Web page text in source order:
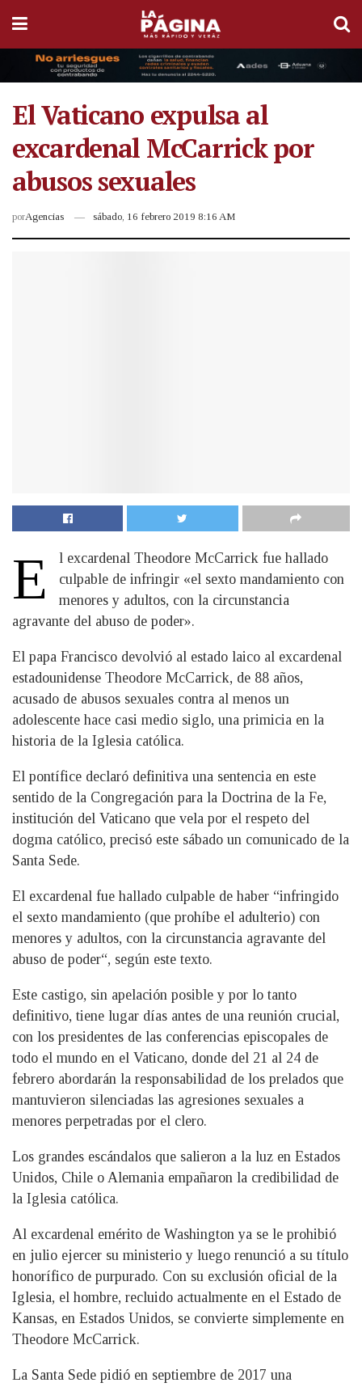
El Vaticano expulsa al
excardenal McCarrick por
abusos sexuales
porAgencias sábado, 16 febrero 2019 8:16 AM
E
l excardenal Theodore McCarrick fue hallado
culpable de infringir «el sexto mandamiento con
menores y adultos, con la circunstancia
agravante del abuso de poder».
El papa Francisco devolvió al estado laico al excardenal
estadounidense Theodore McCarrick, de 88 años,
acusado de abusos sexuales contra al menos un
adolescente hace casi medio siglo, una primicia en la
historia de la Iglesia católica.
El pontífice declaró definitiva una sentencia en este
sentido de la Congregación para la Doctrina de la Fe,
institución del Vaticano que vela por el respeto del
dogma católico, precisó este sábado un comunicado de la
Santa Sede.
El excardenal fue hallado culpable de haber “infringido
el sexto mandamiento (que prohíbe el adulterio) con
menores y adultos, con la circunstancia agravante del
abuso de poder“, según este texto.
Este castigo, sin apelación posible y por lo tanto
definitivo, tiene lugar días antes de una reunión crucial,
con los presidentes de las conferencias episcopales de
todo el mundo en el Vaticano, donde del 21 al 24 de
febrero abordarán la responsabilidad de los prelados que
mantuvieron silenciadas las agresiones sexuales a
menores perpetradas por el clero.
Los grandes escándalos que salieron a la luz en Estados
Unidos, Chile o Alemania empañaron la credibilidad de
la Iglesia católica.
Al excardenal emérito de Washington ya se le prohibió
en julio ejercer su ministerio y luego renunció a su título
honorífico de purpurado. Con su exclusión oficial de la
Iglesia, el hombre, recluido actualmente en el Estado de
Kansas, en Estados Unidos, se convierte simplemente en
Theodore McCarrick.
La Santa Sede pidió en septiembre de 2017 una